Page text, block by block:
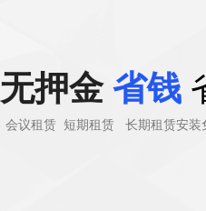
无押金 省钱
会议租赁 短期租赁 长期租赁安